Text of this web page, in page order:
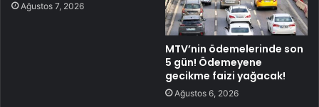
Ağustos 7, 2026
MTV’nin ödemelerinde son
5 gün! Ödemeyene
gecikme faizi yağacak!
Ağustos 6, 2026